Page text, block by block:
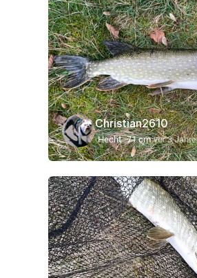
Christian2610
Hecht 71 cm vor 3 Jahre